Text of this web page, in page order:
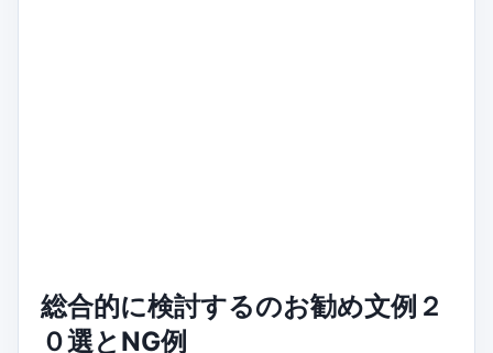
総合的に検討するのお勧め文例２
０選とNG例